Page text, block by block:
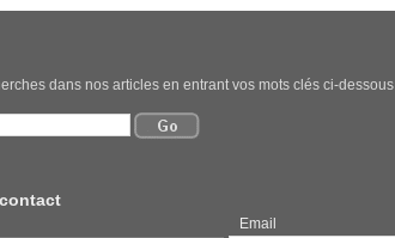
dans nos articles en entrant vos mots clés ci-dessous
Email